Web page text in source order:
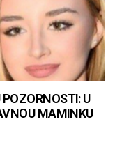
U
MAMINKU